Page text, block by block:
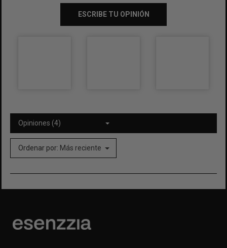
ESCRIBE TU OPINIÓN
Opiniones (4)
Ordenar por: Más reciente